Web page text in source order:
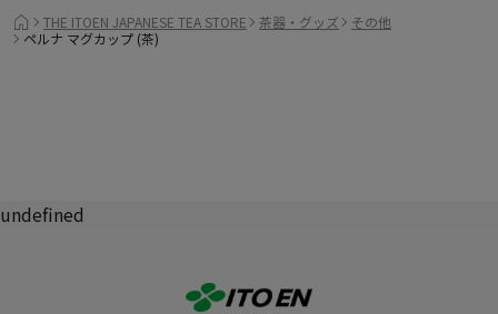
THE ITOEN JAPANESE TEA STORE 茶器・グッズ
その他
ペルナ マグカップ (茶)
undefined